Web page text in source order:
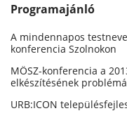
Programajánló
A mindennapos
konferencia Szolnokon
MÖSZ-konferencia a
elkészítésének
URB:ICON